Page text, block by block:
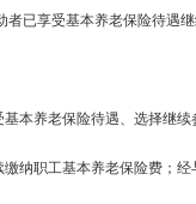
者已享受基本养老保险待遇
基本养老保险待遇、选择继
纳职工基本养老保险费；经